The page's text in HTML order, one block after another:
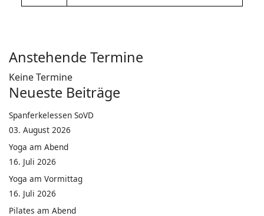
Anstehende Termine
Keine Termine
Neueste Beiträge
Spanferkelessen SoVD
03. August 2026
Yoga am Abend
16. Juli 2026
Yoga am Vormittag
16. Juli 2026
Pilates am Abend